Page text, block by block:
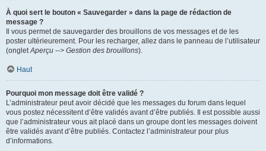
À quoi sert le bouton « Sauvegarder » dans la page de rédaction de
message ?
Il vous permet de sauvegarder des brouillons de vos messages et de les
poster ultérieurement. Pour les recharger, allez dans le panneau de l’utilisateur
(ongletAperçu --> Gestion des brouillons).
Haut
Pourquoi mon message doit être validé ?
L’administrateur peut avoir décidé que les messages du forum dans lequel
vous postez nécessitent d’être validés avant d’être publiés. Il est possible aussi
que l’administrateur vous ait placé dans un groupe dont les messages doivent
être validés avant d’être publiés. Contactez l’administrateur pour plus
d’informations.